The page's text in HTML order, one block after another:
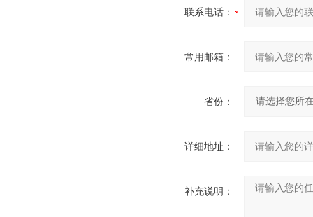
联系电话：
常用邮箱：
省份：
详细地址：
补充说明：